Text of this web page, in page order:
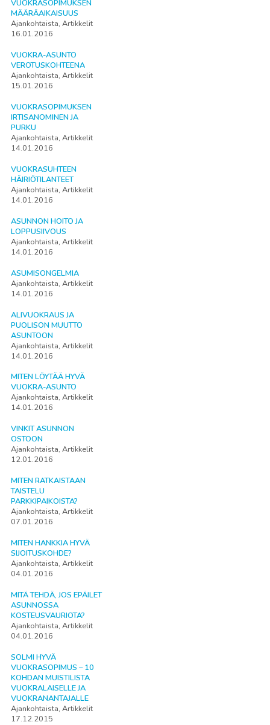
VUOKRASOPIMUKSEN
MÄÄRÄAIKAISUUS
Ajankohtaista, Artikkelit
16.01.2016
VUOKRA-ASUNTO
VEROTUSKOHTEENA
Ajankohtaista, Artikkelit
15.01.2016
VUOKRASOPIMUKSEN
IRTISANOMINEN JA
PURKU
Ajankohtaista, Artikkelit
14.01.2016
VUOKRASUHTEEN
HÄIRIÖTILANTEET
Ajankohtaista, Artikkelit
14.01.2016
ASUNNON HOITO JA
LOPPUSIIVOUS
Ajankohtaista, Artikkelit
14.01.2016
ASUMISONGELMIA
Ajankohtaista, Artikkelit
14.01.2016
ALIVUOKRAUS JA
PUOLISON MUUTTO
ASUNTOON
Ajankohtaista, Artikkelit
14.01.2016
MITEN LÖYTÄÄ HYVÄ
VUOKRA-ASUNTO
Ajankohtaista, Artikkelit
14.01.2016
VINKIT ASUNNON
OSTOON
Ajankohtaista, Artikkelit
12.01.2016
MITEN RATKAISTAAN
TAISTELU
PARKKIPAIKOISTA?
Ajankohtaista, Artikkelit
07.01.2016
MITEN HANKKIA HYVÄ
SIJOITUSKOHDE?
Ajankohtaista, Artikkelit
04.01.2016
MITÄ TEHDÄ, JOS EPÄILET
ASUNNOSSA
KOSTEUSVAURIOTA?
Ajankohtaista, Artikkelit
04.01.2016
SOLMI HYVÄ
VUOKRASOPIMUS – 10
KOHDAN MUISTILISTA
VUOKRALAISELLE JA
VUOKRANANTAJALLE
Ajankohtaista, Artikkelit
17.12.2015